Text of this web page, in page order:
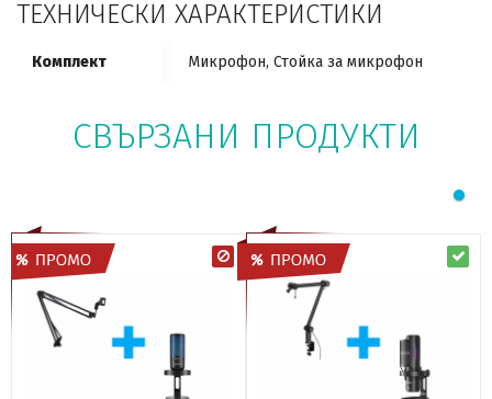
ТЕХНИЧЕСКИ ХАРАКТЕРИСТИКИ
Комплект Микрофон, Стойка за микрофон
СВЪРЗАНИ ПРОДУКТИ